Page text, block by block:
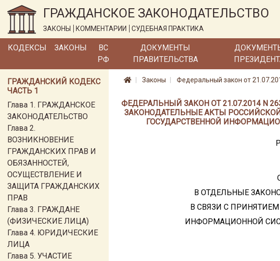
ГРАЖДАНСКОЕ ЗАКОНОДАТЕЛЬСТВО
ЗАКОНЫ КОММЕНТАРИИ СУДЕБНАЯ ПРАКТИКА
КОДЕКСЫ ЗАКОНЫ
ВС
РФ
ДОКУМЕНТЫ
ПРАВИТЕЛЬСТВА
ГРАЖДАНСКИЙ КОДЕКС
ЧАСТЬ 1
Глава 1. ГРАЖДАНСКОЕ
ЗАКОНОДАТЕЛЬСТВО
Глава 2.
ВОЗНИКНОВЕНИЕ
ГРАЖДАНСКИХ ПРАВ И
ОБЯЗАННОСТЕЙ,
ОСУЩЕСТВЛЕНИЕ И
ЗАЩИТА ГРАЖДАНСКИХ
ПРАВ
Глава 3. ГРАЖДАНЕ
(ФИЗИЧЕСКИЕ ЛИЦА)
Глава 4. ЮРИДИЧЕСКИЕ
ЛИЦА
Глава 5. УЧАСТИЕ
Законы Федеральный закон от
ФЕДЕРАЛЬНЫЙ ЗАКОН ОТ 21.07.2014 N
ЗАКОНОДАТЕЛЬНЫЕ АКТЫ
ГОСУДАРСТВЕННОЙ
В ОТДЕЛЬНЫЕ
В СВЯЗИ С
ИНФОРМАЦИОННОЙ